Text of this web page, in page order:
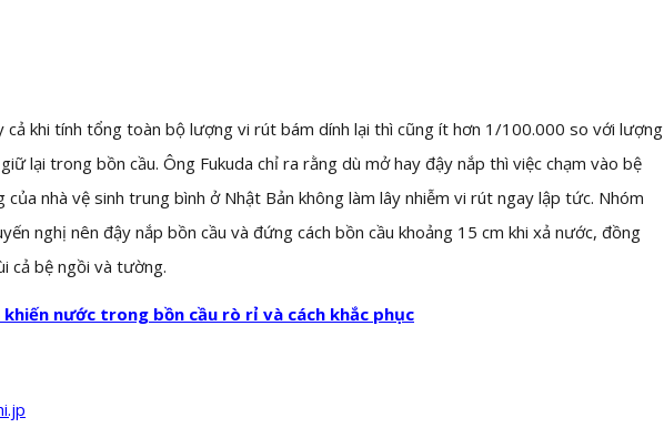
cả khi tính tổng toàn bộ lượng vi rút bám dính lại thì cũng ít hơn 1/100.000 so với lượng
lại trong bồn cầu. Ông Fukuda chỉ ra rằng dù mở hay đậy nắp thì việc chạm vào bệ
của nhà vệ sinh trung bình ở Nhật Bản không làm lây nhiễm vi rút ngay lập tức. Nhóm
nghị nên đậy nắp bồn cầu và đứng cách bồn cầu khoảng 15 cm khi xả nước, đồng
cả bệ ngồi và tường.
khiến nước trong bồn cầu rò rỉ và cách khắc phục